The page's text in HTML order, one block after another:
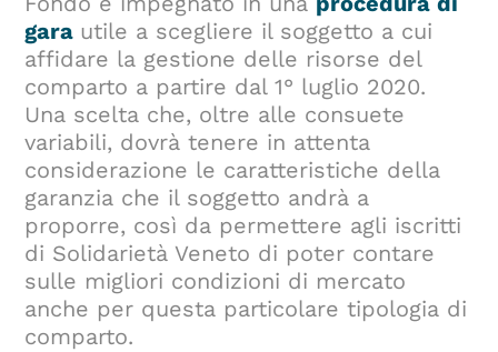
gara utile a scegliere il soggetto a cui
affidare la gestione delle risorse del
comparto a partire dal 1° luglio 2020.
Una scelta che, oltre alle consuete
variabili, dovrà tenere in attenta
considerazione le caratteristiche della
garanzia che il soggetto andrà a
proporre, così da permettere agli iscritti
di Solidarietà Veneto di poter contare
sulle migliori condizioni di mercato
anche per questa particolare tipologia di
comparto.